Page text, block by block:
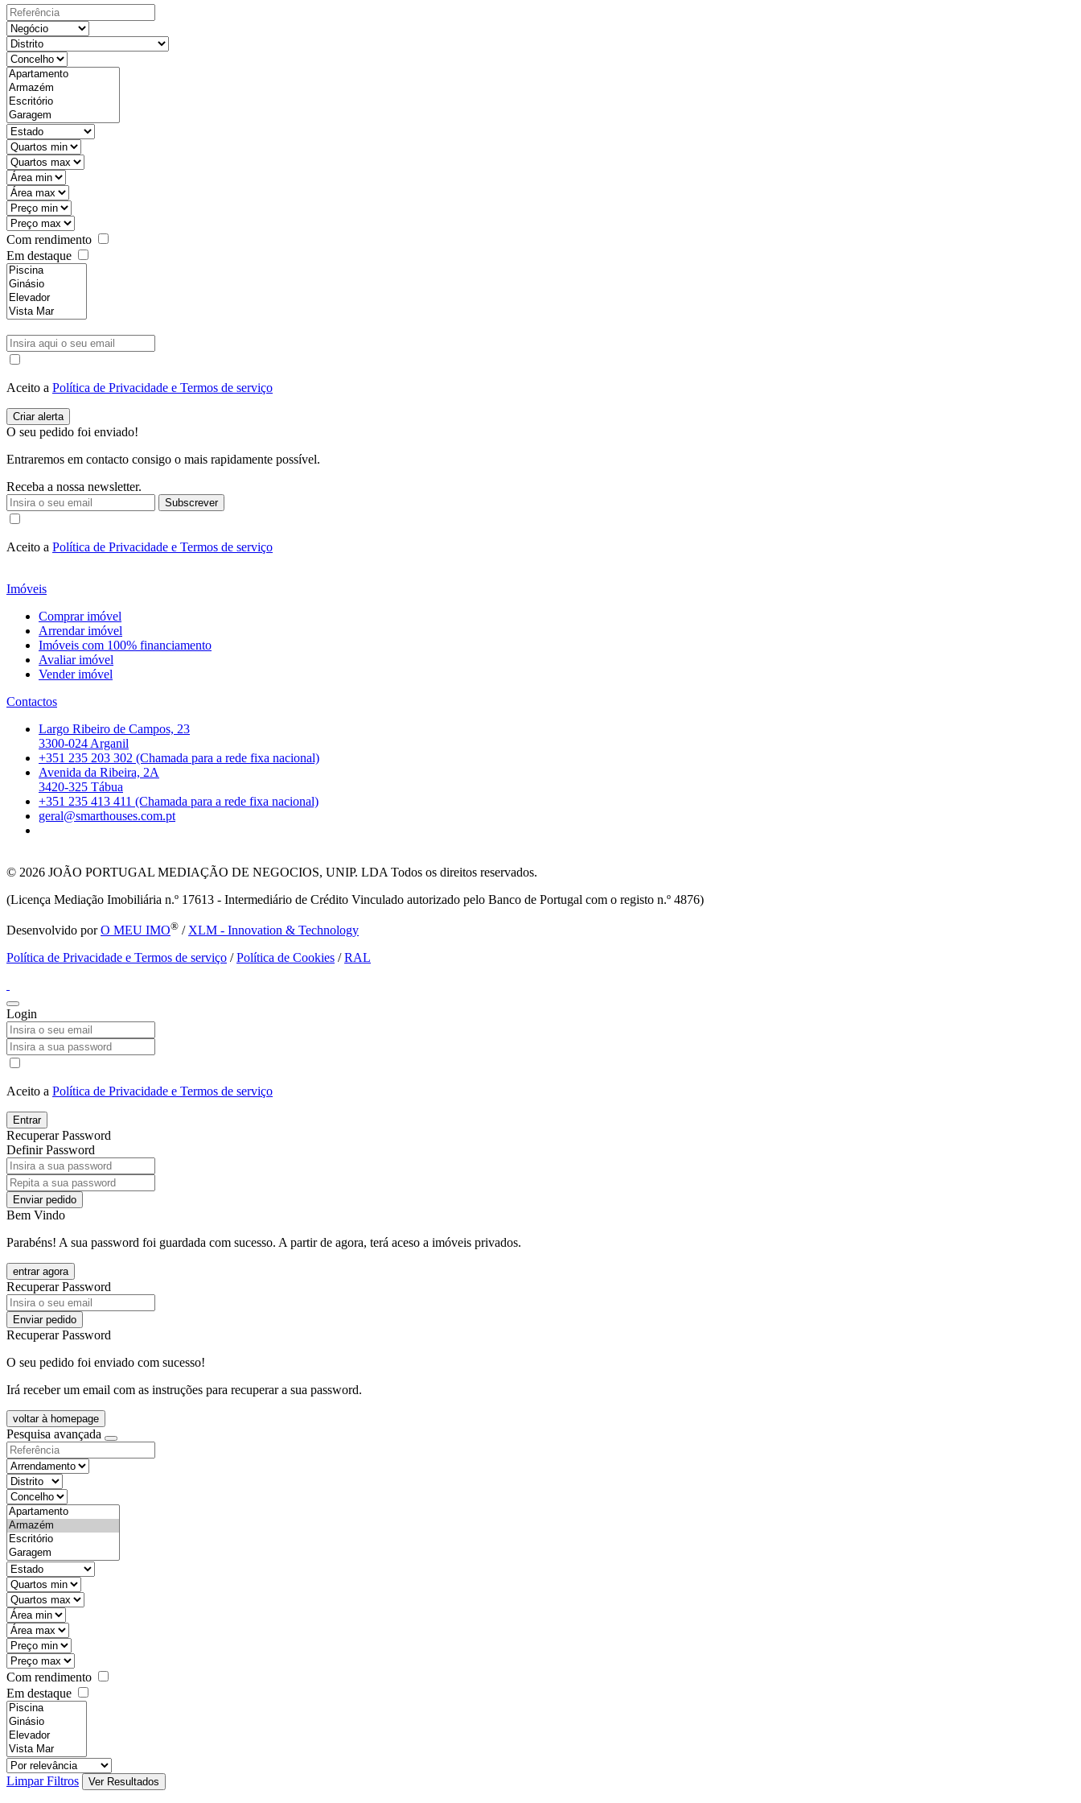
Com rendimento
Em destaque
Aceito a Política de Privacidade e Termos de serviço
O seu pedido foi enviado!
Entraremos em contacto consigo o mais rapidamente possível.
Receba a nossa newsletter.
Subscrever
Aceito a Política de Privacidade e Termos de serviço
Imóveis
Comprar imóvel
Arrendar imóvel
Imóveis com 100% financiamento
Avaliar imóvel
Vender imóvel
Contactos
Largo Ribeiro de Campos, 23
3300-024 Arganil
+351 235 203 302 (Chamada para a rede fixa nacional)
Avenida da Ribeira, 2A
3420-325 Tábua
+351 235 413 411 (Chamada para a rede fixa nacional)
geral@smarthouses.com.pt
© 2026 JOÃO PORTUGAL MEDIAÇÃO DE NEGOCIOS, UNIP. LDA Todos os direitos reservados.
(Licença Mediação Imobiliária n.º 17613 - Intermediário de Crédito Vinculado autorizado pelo Banco de Portugal com o registo n.º 4876)
Desenvolvido porO MEU IMO® / XLM - Innovation & Technology
Política de Privacidade e Termos de serviço /Política de Cookies /RAL
Login
Aceito a Política de Privacidade e Termos de serviço
Entrar
Recuperar Password
Definir Password
Enviar pedido
Bem Vindo
Parabéns! A sua password foi guardada com sucesso. A partir de agora, terá aceso a imóveis privados.
entrar agora
Recuperar Password
Enviar pedido
Recuperar Password
O seu pedido foi enviado com sucesso!
Irá receber um email com as instruções para recuperar a sua password.
voltar à homepage
Pesquisa avançada
Com rendimento
Em destaque
Limpar Filtros Ver Resultados